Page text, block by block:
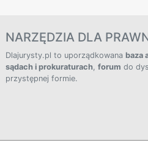
NARZĘDZIA DLA
Dlajurysty.pl to uporządkowana baza
sądach i prokuraturach, forum do
przystępnej formie.